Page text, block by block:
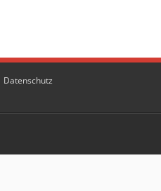
Datenschutz